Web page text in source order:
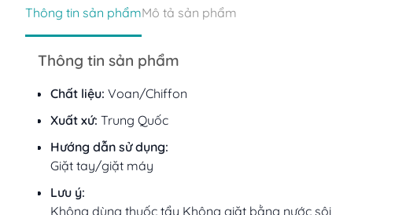
Thông tin sản phẩmMô tả sản phẩm
Thông tin sản phẩm
Chất liệu: Voan/Chiffon
Xuất xứ: Trung Quốc
Hướng dẫn sử dụng:
Giặt tay/giặt máy
Lưu ý:
Không dùng thuốc tẩy Không giặt bằng nước sôi